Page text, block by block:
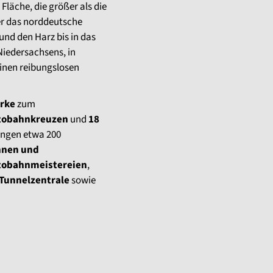
die größer als die
das norddeutsche
den Harz bis in das
in
reibungslosen
zum
und 18
etwa 200
und
,
sowie